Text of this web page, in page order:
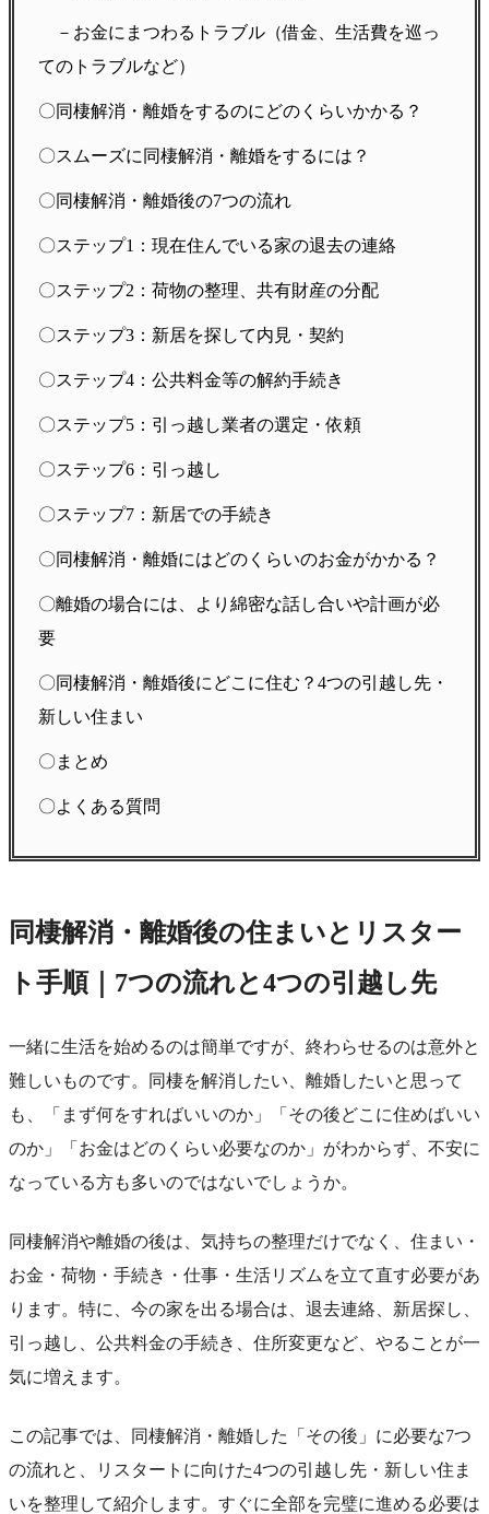
－お金にまつわるトラブル（借金、生活費を巡っ
てのトラブルなど）
〇同棲解消・離婚をするのにどのくらいかかる？
〇スムーズに同棲解消・離婚をするには？
〇同棲解消・離婚後の7つの流れ
〇ステップ1：現在住んでいる家の退去の連絡
〇ステップ2：荷物の整理、共有財産の分配
〇ステップ3：新居を探して内見・契約
〇ステップ4：公共料金等の解約手続き
〇ステップ5：引っ越し業者の選定・依頼
〇ステップ6：引っ越し
〇ステップ7：新居での手続き
〇同棲解消・離婚にはどのくらいのお金がかかる？
〇離婚の場合には、より綿密な話し合いや計画が必
要
〇同棲解消・離婚後にどこに住む？4つの引越し先・
新しい住まい
〇まとめ
〇よくある質問
同棲解消・離婚後の住まいとリスター
ト手順｜7つの流れと4つの引越し先
一緒に生活を始めるのは簡単ですが、終わらせるのは意外と
難しいものです。同棲を解消したい、離婚したいと思って
も、「まず何をすればいいのか」「その後どこに住めばいい
のか」「お金はどのくらい必要なのか」がわからず、不安に
なっている方も多いのではないでしょうか。
同棲解消や離婚の後は、気持ちの整理だけでなく、住まい・
お金・荷物・手続き・仕事・生活リズムを立て直す必要があ
ります。特に、今の家を出る場合は、退去連絡、新居探し、
引っ越し、公共料金の手続き、住所変更など、やることが一
気に増えます。
この記事では、同棲解消・離婚した「その後」に必要な7つ
の流れと、リスタートに向けた4つの引越し先・新しい住ま
いを整理して紹介します。すぐに全部を完璧に進める必要は